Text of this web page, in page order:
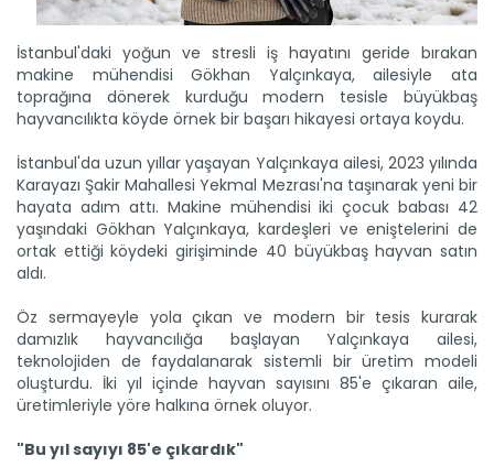
İstanbul'daki yoğun ve stresli iş hayatını geride bırakan
makine mühendisi Gökhan Yalçınkaya, ailesiyle ata
toprağına dönerek kurduğu modern tesisle büyükbaş
hayvancılıkta köyde örnek bir başarı hikayesi ortaya koydu.
İstanbul'da uzun yıllar yaşayan Yalçınkaya ailesi, 2023 yılında
Karayazı Şakir Mahallesi Yekmal Mezrası'na taşınarak yeni bir
hayata adım attı. Makine mühendisi iki çocuk babası 42
yaşındaki Gökhan Yalçınkaya, kardeşleri ve eniştelerini de
ortak ettiği köydeki girişiminde 40 büyükbaş hayvan satın
aldı.
Öz sermayeyle yola çıkan ve modern bir tesis kurarak
damızlık hayvancılığa başlayan Yalçınkaya ailesi,
teknolojiden de faydalanarak sistemli bir üretim modeli
oluşturdu. İki yıl içinde hayvan sayısını 85'e çıkaran aile,
üretimleriyle yöre halkına örnek oluyor.
"Bu yıl sayıyı 85'e çıkardık"